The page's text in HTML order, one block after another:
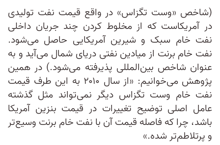
(شاخص «وست تگزاس» در واقع قیمت نفت تولیدی
در آمریکاست که از مخلوط کردن چند جریان داخلی
نفت‌ خام سبک و شیرین آمریکایی حاصل می‌شود.
نفت خام برنت از میادین نفتی دریای شمال می‌آید و به
عنوان شاخص بین‌المللی پذیرفته می‌شود.) در همین
پژوهش می‌خوانیم: «از سال ۲۰۱۰ به این طرف قیمت
نفت خام وست تگزاس دیگر نمی‌تواند مثل گذشته
عامل اصلی توضیح تغییرات در قیمت بنزین آمریکا
باشد، چرا که فاصله قیمت آن با نفت خام برنت وسیع‌تر
و پرتلاطم‌تر شده.»